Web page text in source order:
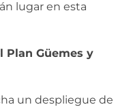
lugar en esta
Plan Güemes y
un despliegue de